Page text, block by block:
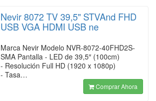
Nevir 8072 TV 39,5" STVAnd FHD
USB VGA HDMI USB ne
Marca Nevir Modelo NVR-8072-40FHD2S-
SMA Pantalla - LED de 39,5″ (100cm)
- Resolución Full HD (1920 x 1080p)
- Tasa…
Comprar Ahora